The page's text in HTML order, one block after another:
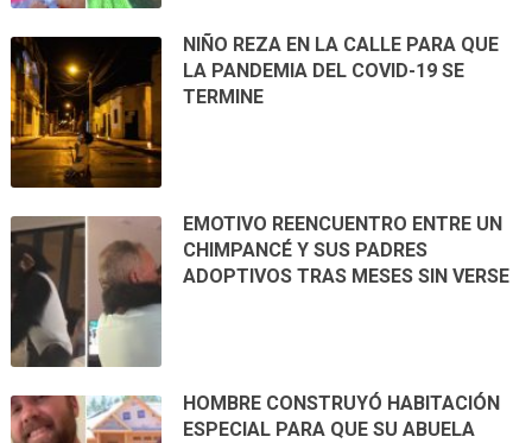
NIÑO REZA EN LA CALLE PARA QUE
LA PANDEMIA DEL COVID-19 SE
TERMINE
EMOTIVO REENCUENTRO ENTRE UN
CHIMPANCÉ Y SUS PADRES
ADOPTIVOS TRAS MESES SIN VERSE
HOMBRE CONSTRUYÓ HABITACIÓN
ESPECIAL PARA QUE SU ABUELA